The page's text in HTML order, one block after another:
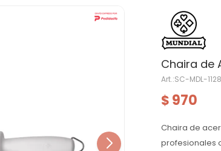
Chaira de
SC-MDL-
$ 970
Chaira de
profesionales